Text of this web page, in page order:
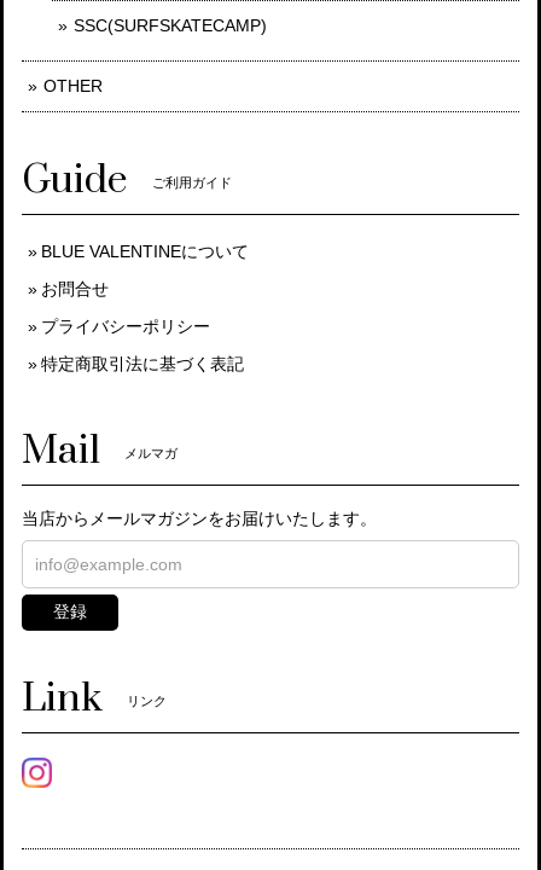
SSC(SURFSKATECAMP)
OTHER
Guide ご利用ガイド
BLUE VALENTINEについて
お問合せ
プライバシーポリシー
特定商取引法に基づく表記
Mail メルマガ
当店からメールマガジンをお届けいたします。
登録
Link リンク